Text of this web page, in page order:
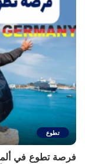
تطوع
فرصة تطوع في